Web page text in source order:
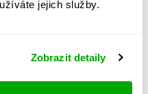
jejich služby.
Zobrazit detaily